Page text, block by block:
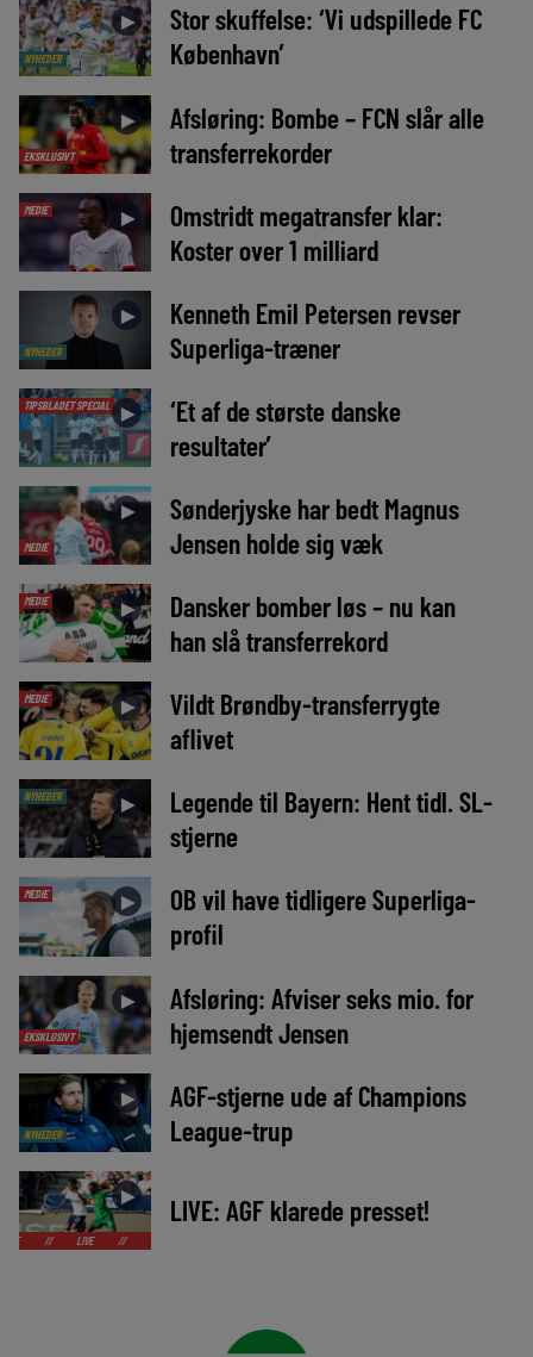
NYHEDER
►
Stor skuffelse: ‘Vi udspillede FC
København’
EKSKLUSIVT
►
Afsløring: Bombe – FCN slår alle
transferrekorder
MEDIE ►
Omstridt megatransfer klar:
Koster over 1 milliard
NYHEDER
►
Kenneth Emil Petersen revser
Superliga-træner
TIPSBLADET SPECIAL ►
‘Et af de største danske
resultater’
MEDIE
►
Sønderjyske har bedt Magnus
Jensen holde sig væk
MEDIE ►
Dansker bomber løs – nu kan
han slå transferrekord
MEDIE ►
Vildt Brøndby-transferrygte
aflivet
NYHEDER ►
Legende til Bayern: Hent tidl. SL-
stjerne
MEDIE ►
OB vil have tidligere Superliga-
profil
EKSKLUSIVT
►
Afsløring: Afviser seks mio. for
hjemsendt Jensen
NYHEDER
►
AGF-stjerne ude af Champions
League-trup
►
LIVE LIVE
LIVE: AGF klarede presset!